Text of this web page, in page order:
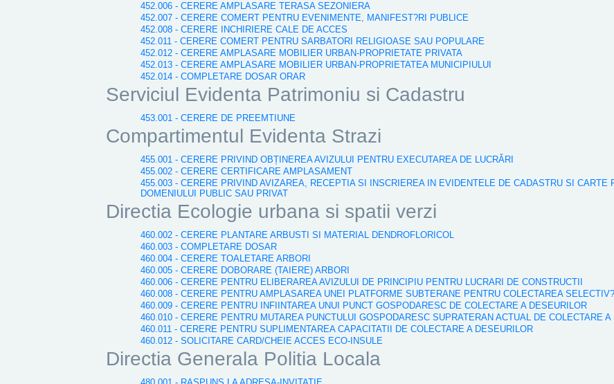
452.006 - CERERE AMPLASARE TERASA SEZONIERA
452.007 - CERERE COMERT PENTRU EVENIMENTE, MANIFEST?RI PUBLICE
452.008 - CERERE INCHIRIERE CALE DE ACCES
452.011 - CERERE COMERT PENTRU SARBATORI RELIGIOASE SAU POPULARE
452.012 - CERERE AMPLASARE MOBILIER URBAN-PROPRIETATE PRIVATA
452.013 - CERERE AMPLASARE MOBILIER URBAN-PROPRIETATEA MUNICIPIULUI
452.014 - COMPLETARE DOSAR ORAR
Serviciul Evidenta Patrimoniu si Cadastru
453.001 - CERERE DE PREEMTIUNE
Compartimentul Evidenta Strazi
455.001 - CERERE PRIVIND OBȚINEREA AVIZULUI PENTRU EXECUTAREA DE LUCRĂRI
455.002 - CERERE CERTIFICARE AMPLASAMENT
455.003 - CERERE PRIVIND AVIZAREA, RECEPTIA SI INSCRIEREA IN EVIDENTELE DE CADASTRU SI CARTE
DOMENIULUI PUBLIC SAU PRIVAT
Directia Ecologie urbana si spatii verzi
460.002 - CERERE PLANTARE ARBUSTI SI MATERIAL DENDROFLORICOL
460.003 - COMPLETARE DOSAR
460.004 - CERERE TOALETARE ARBORI
460.005 - CERERE DOBORARE (TAIERE) ARBORI
460.006 - CERERE PENTRU ELIBERAREA AVIZULUI DE PRINCIPIU PENTRU LUCRARI DE CONSTRUCTII
460.008 - CERERE PENTRU AMPLASAREA UNEI PLATFORME SUBTERANE PENTRU COLECTAREA
460.009 - CERERE PENTRU INFIINTAREA UNUI PUNCT GOSPODARESC DE COLECTARE A DESEURILOR
460.010 - CERERE PENTRU MUTAREA PUNCTULUI GOSPODARESC SUPRATERAN ACTUAL DE COLECTARE A
460.011 - CERERE PENTRU SUPLIMENTAREA CAPACITATII DE COLECTARE A DESEURILOR
460.012 - SOLICITARE CARD/CHEIE ACCES ECO-INSULE
Directia Generala Politia Locala